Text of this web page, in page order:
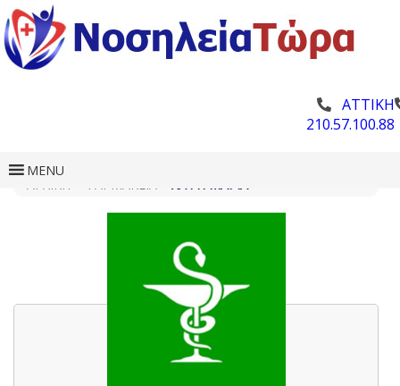
ΑΤΤΙΚΗ
210.57.100.88
MENU